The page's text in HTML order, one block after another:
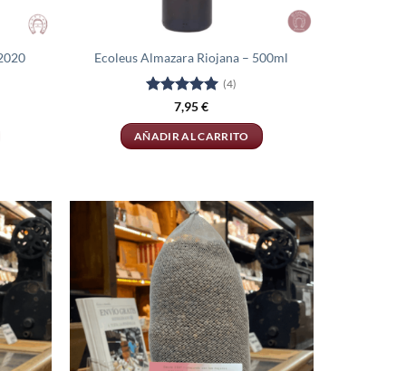
Ecoleus Almazara Riojana – 500ml
Valorado
(4)
7,95€
AÑADIR AL CARRITO